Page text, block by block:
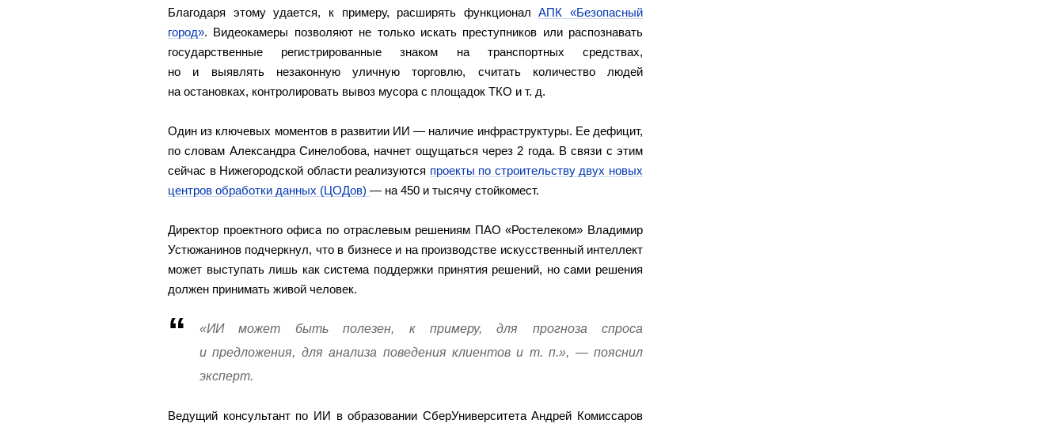
Благодаря этому удается, к примеру, расширять функционалАПК «Безопасный
город». Видеокамеры позволяют не только искать преступников или распознавать
государственные регистрированные знаком на транспортных средствах,
но и выявлять незаконную уличную торговлю, считать количество людей
на остановках, контролировать вывоз мусора с площадок ТКО и т. д.
Один из ключевых моментов в развитии ИИ — наличие инфраструктуры. Ее дефицит,
по словам Александра Синелобова, начнет ощущаться через 2 года. В связи с этим
сейчас в Нижегородской области реализуются проекты по строительству двух новых
центров обработки данных (ЦОДов) — на 450 и тысячу стойкомест.
Директор проектного офиса по отраслевым решениям ПАО «Ростелеком» Владимир
Устюжанинов подчеркнул, что в бизнесе и на производстве искусственный интеллект
может выступать лишь как система поддержки принятия решений, но сами решения
должен принимать живой человек.
«ИИ может быть полезен, к примеру, для прогноза спроса
и предложения, для анализа поведения клиентов и т. п.», — пояснил
эксперт.
Ведущий консультант по ИИ в образовании СберУниверситета Андрей Комиссаров